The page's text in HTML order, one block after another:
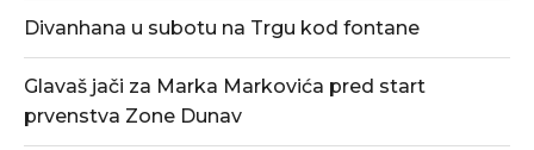
Divanhana u subotu na Trgu kod fontane
Glavaš jači za Marka Markovića pred start
prvenstva Zone Dunav